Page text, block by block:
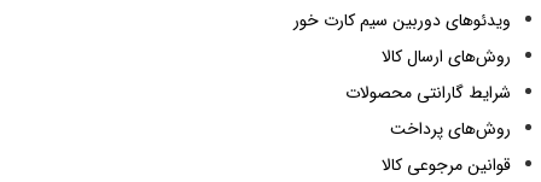
ویدئوهای دوربین سیم کارت خور
روش‌های ارسال کالا
شرایط گارانتی محصولات
روش‌های پرداخت
قوانین مرجوعی کالا